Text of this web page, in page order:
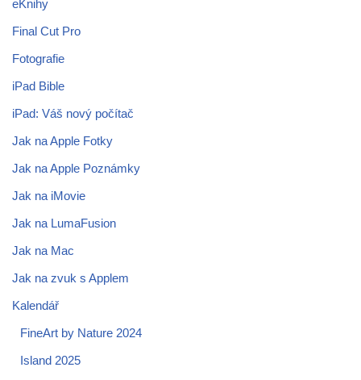
eKnihy
Final Cut Pro
Fotografie
iPad Bible
iPad: Váš nový počítač
Jak na Apple Fotky
Jak na Apple Poznámky
Jak na iMovie
Jak na LumaFusion
Jak na Mac
Jak na zvuk s Applem
Kalendář
FineArt by Nature 2024
Island 2025